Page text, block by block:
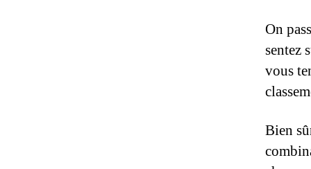
On
sentez
vous
Bien